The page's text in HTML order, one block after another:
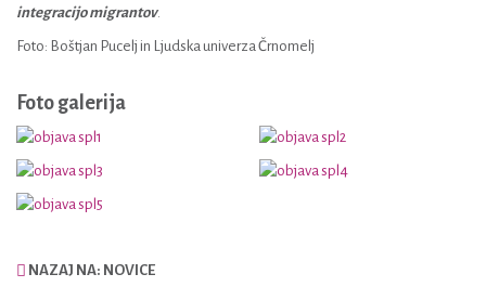
integracijo migrantov.
Foto: Boštjan Pucelj in Ljudska univerza Črnomelj
Foto galerija
NAZAJ NA: NOVICE